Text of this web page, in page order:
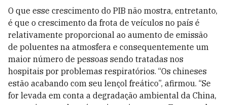
O que esse crescimento do PIB não mostra, entretanto,
é que o crescimento da frota de veículos no país é
relativamente proporcional ao aumento de emissão
de poluentes na atmosfera e consequentemente um
maior número de pessoas sendo tratadas nos
hospitais por problemas respiratórios. “Os chineses
estão acabando com seu lençol freático”, afirmou. “Se
for levada em conta a degradação ambiental da China,